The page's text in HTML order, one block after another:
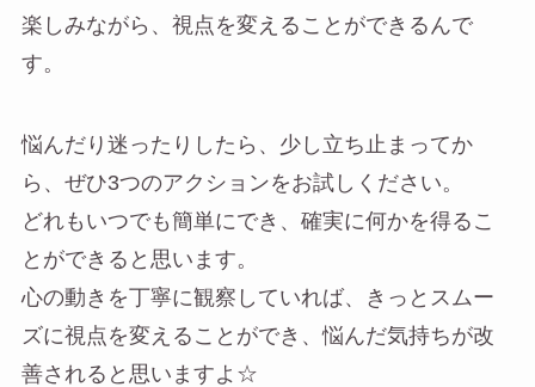
楽しみながら、視点を変えることができるんで
す。
悩んだり迷ったりしたら、少し立ち止まってか
ら、ぜひ3つのアクションをお試しください。
どれもいつでも簡単にでき、確実に何かを得るこ
とができると思います。
心の動きを丁寧に観察していれば、きっとスムー
ズに視点を変えることができ、悩んだ気持ちが改
善されると思いますよ☆